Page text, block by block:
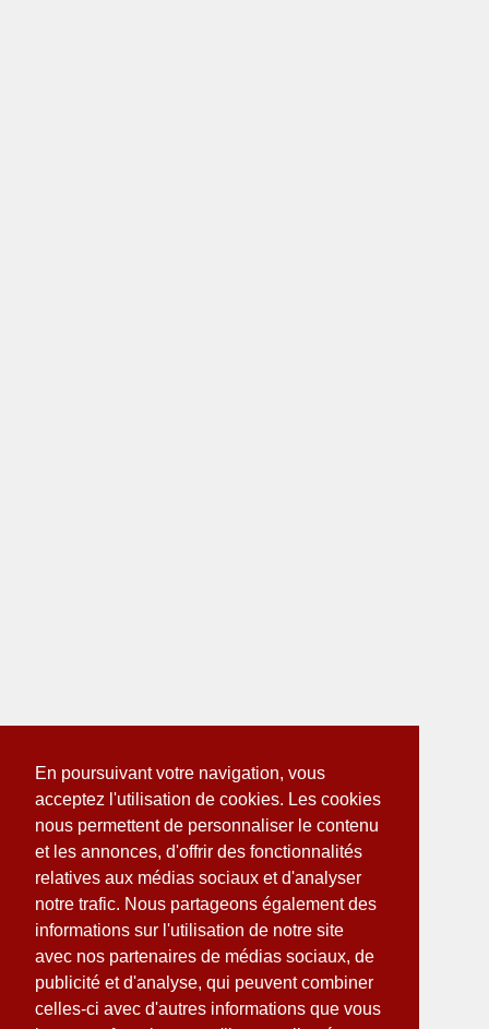
En poursuivant votre navigation, vous
acceptez l'utilisation de cookies. Les cookies
nous permettent de personnaliser le contenu
et les annonces, d'offrir des fonctionnalités
relatives aux médias sociaux et d'analyser
notre trafic. Nous partageons également des
informations sur l'utilisation de notre site
avec nos partenaires de médias sociaux, de
publicité et d'analyse, qui peuvent combiner
celles-ci avec d'autres informations que vous